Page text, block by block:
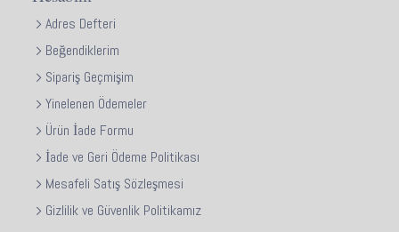
Adres Defteri
Beğendiklerim
Sipariş Geçmişim
Yinelenen Ödemeler
Ürün İade Formu
İade ve Geri Ödeme Politikası
Mesafeli Satış Sözleşmesi
Gizlilik ve Güvenlik Politikamız